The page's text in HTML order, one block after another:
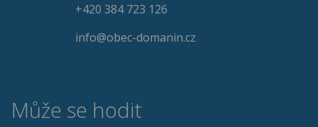
+420 384 723 126
info@obec-domanin.cz
Může se hodit